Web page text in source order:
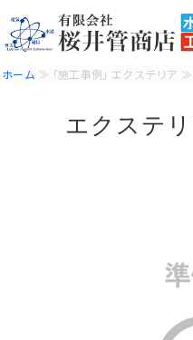
商品・サービス
ホーム ≫ ｢施工事例｣ エクステリア ≫
エクステ